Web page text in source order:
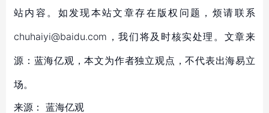
站内容。如发现本站文章存在版权问题，烦请联系
chuhaiyi@baidu.com，我们将及时核实处理。文章来
源：蓝海亿观，本文为作者独立观点，不代表出海易立
场。
来源： 蓝海亿观